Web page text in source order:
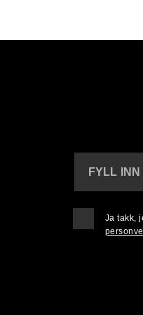
FYLL
Ja takk,